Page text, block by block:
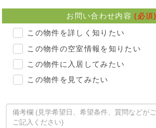
お問い合わせ内容 (必須)
この物件を詳しく知りたい
この物件の空室情報を知りたい
この物件に入居してみたい
この物件を見てみたい